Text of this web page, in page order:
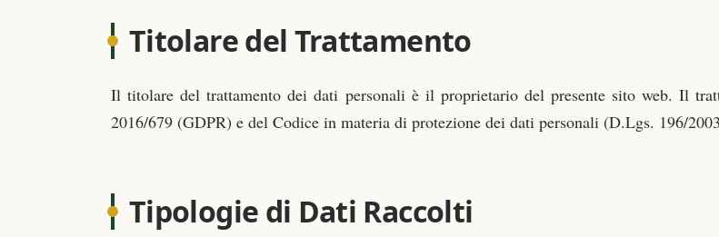
Titolare del Trattamento
Il titolare del trattamento dei dati personali è il proprietario del presente sito web. Il
2016/679 (GDPR) e del Codice in materia di protezione dei dati personali (D.Lgs. 196/
Tipologie di Dati Raccolti